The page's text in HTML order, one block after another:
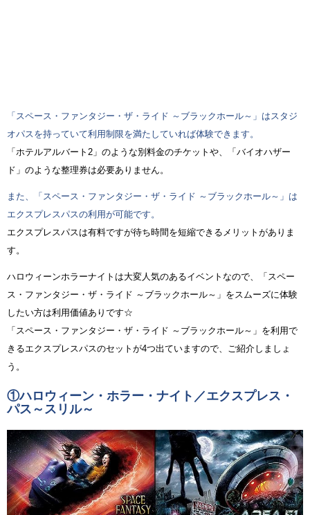
「スペース・ファンタジー・ザ・ライド ～ブラックホール～」はスタジ
オパスを持っていて利用制限を満たしていれば体験できます。
「ホテルアルバート2」のような別料金のチケットや、「バイオハザー
ド」のような整理券は必要ありません。
また、「スペース・ファンタジー・ザ・ライド ～ブラックホール～」は
エクスプレスパスの利用が可能です。
エクスプレスパスは有料ですが待ち時間を短縮できるメリットがありま
す。
ハロウィーンホラーナイトは大変人気のあるイベントなので、「スペー
ス・ファンタジー・ザ・ライド ～ブラックホール～」をスムーズに体験
したい方は利用価値ありです☆
「スペース・ファンタジー・ザ・ライド ～ブラックホール～」を利用で
きるエクスプレスパスのセットが4つ出ていますので、ご紹介しましょ
う。
①ハロウィーン・ホラー・ナイト／エクスプレス・
パス～スリル～